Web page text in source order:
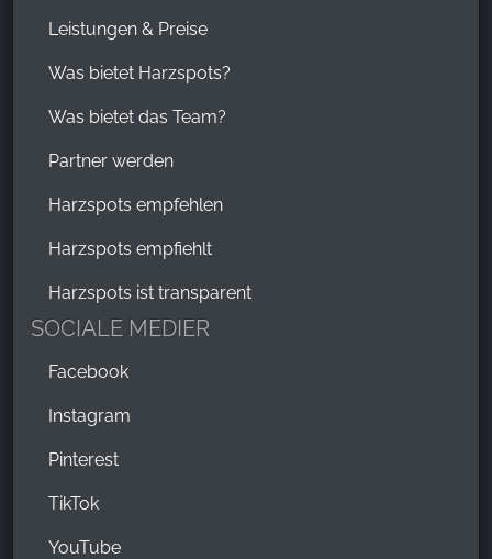
Leistungen & Preise
Was bietet Harzspots?
Was bietet das Team?
Partner werden
Harzspots empfehlen
Harzspots empfiehlt
Harzspots ist transparent
SOCIALE MEDIER
Facebook
Instagram
Pinterest
TikTok
YouTube